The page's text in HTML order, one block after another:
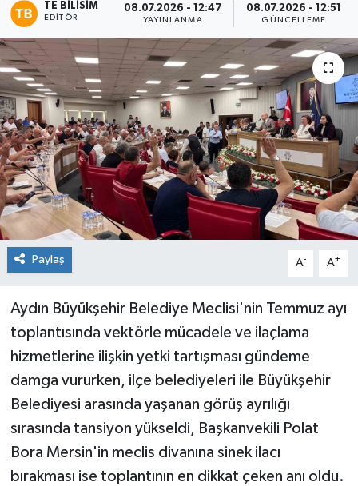
TE BILISIM
EDITÖR
08.07.2026 - 12:47
YAYINLANMA
08.07.2026 - 12:51
GÜNCELLEME
Paylaş A- A+
Aydın Büyükşehir Belediye Meclisi'nin Temmuz ayı
toplantısında vektörle mücadele ve ilaçlama
hizmetlerine ilişkin yetki tartışması gündeme
damga vururken, ilçe belediyeleri ile Büyükşehir
Belediyesi arasında yaşanan görüş ayrılığı
sırasında tansiyon yükseldi, Başkanvekili Polat
Bora Mersin'in meclis divanına sinek ilacı
bırakması ise toplantının en dikkat çeken anı oldu.